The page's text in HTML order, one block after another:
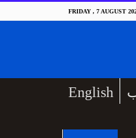
FRIDAY , 7 AUGUST
English